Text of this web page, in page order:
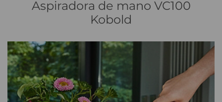
Aspiradora de mano VC100
Kobold